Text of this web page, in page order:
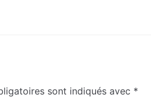
sont indiqués avec *